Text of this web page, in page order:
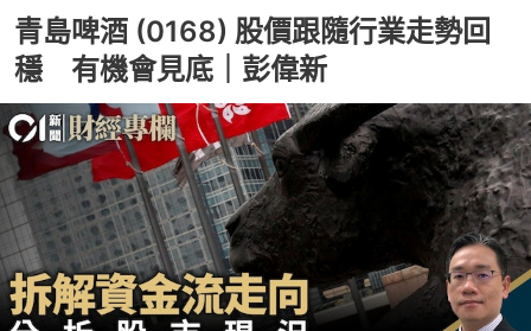
青島啤酒 (0168) 股價跟隨行業走勢回
穩 有機會見底｜彭偉新